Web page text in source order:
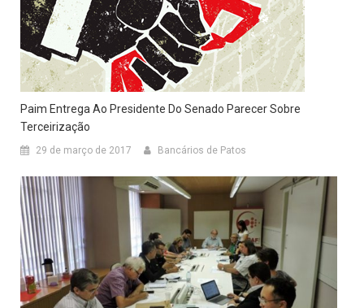
Paim Entrega Ao Presidente Do Senado Parecer Sobre
Terceirização
29 de março de 2017 Bancários de Patos